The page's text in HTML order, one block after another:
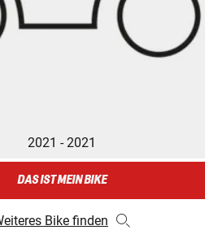
2021 - 2021
DAS IST MEIN BIKE
Bike finden